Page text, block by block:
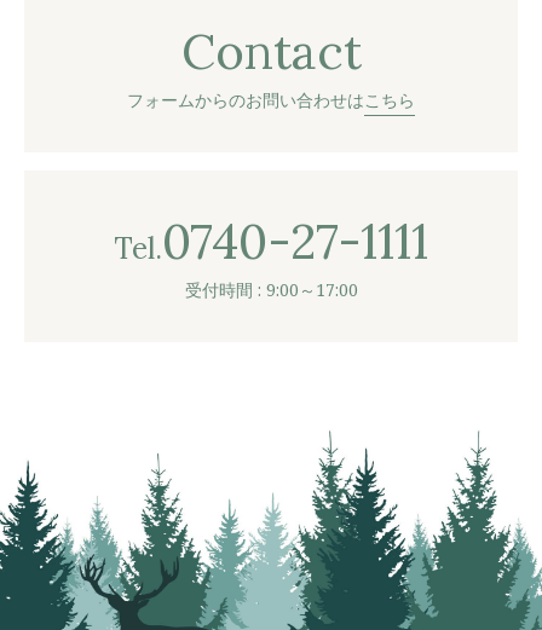
Contact
フォームからのお問い合わせはこちら
Tel.0740-27-1111
受付時間 : 9:00～17:00